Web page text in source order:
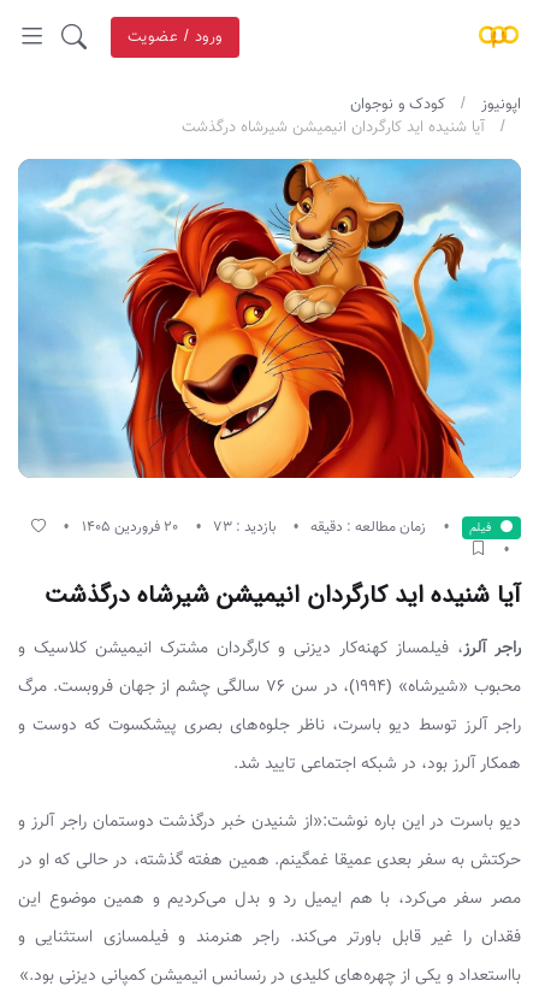
ورود / عضویت
اپونیوز
کودک و نوجوان
آیا شنیده اید کارگردان انیمیشن شیرشاه درگذشت
فیلم زمان مطالعه : دقیقه بازدید : 73 20 فروردین 1405
آیا شنیده اید کارگردان انیمیشن شیرشاه درگذشت
راجر آلرز، فیلمساز کهنه‌کار دیزنی و کارگردان مشترک انیمیشن کلاسیک و
محبوب «شیرشاه» (۱۹۹۴)، در سن ۷۶ سالگی چشم از جهان فروبست. مرگ
راجر آلرز توسط دیو باسرت، ناظر جلوه‌های بصری پیشکسوت که دوست و
همکار آلرز بود، در شبکه‌ اجتماعی تایید شد.
دیو باسرت در این باره نوشت:«از شنیدن خبر درگذشت دوستمان راجر آلرز و
حرکتش به سفر بعدی عمیقا غمگینم. همین هفته گذشته، در حالی که او در
مصر سفر می‌کرد، با هم ایمیل رد و بدل می‌کردیم و همین موضوع این
فقدان را غیر قابل باورتر می‌کند. راجر هنرمند و فیلمسازی استثنایی و
بااستعداد و یکی از چهره‌های کلیدی در رنسانس انیمیشن کمپانی دیزنی بود.»